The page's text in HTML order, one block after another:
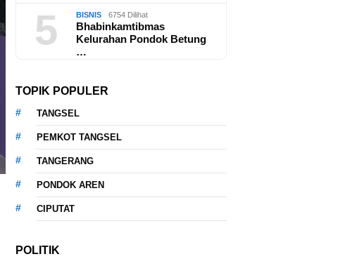
5 BISNIS 6754 Dilihat
Bhabinkamtibmas
Kelurahan Pondok Betung
…
TOPIK POPULER
TANGSEL
PEMKOT TANGSEL
TANGERANG
PONDOK AREN
CIPUTAT
POLITIK